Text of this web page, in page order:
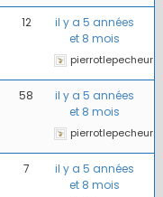
12
il y a 5 années
et 8 mois
pierrotlepecheur
58
il y a 5 années
et 8 mois
pierrotlepecheur
7
il y a 5 années
et 8 mois